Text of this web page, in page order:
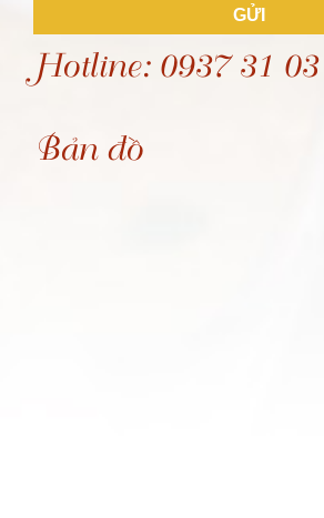
GỬI
Hotline: 0937 31
Bản đồ